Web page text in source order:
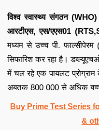
विश्व स्वास्थ्य संगठन
आरटीएस, एस/एएस01
मध्यम से उच्च पी.
सिफारिश कर रहा है।
में चल रहे एक पायलट प्रोग्राम
अबतक 800 000 से अधिक
Buy Prime Test Series
&